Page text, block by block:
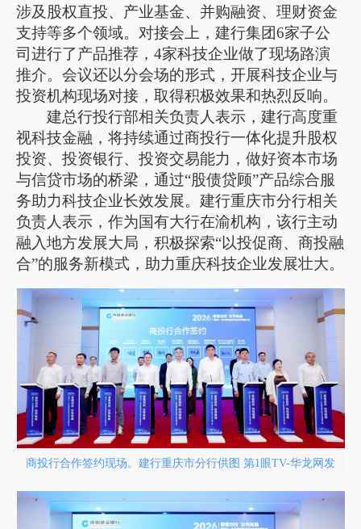
涉及股权直投、产业基金、并购融资、理财资金
支持等多个领域。对接会上，建行集团6家子公
司进行了产品推荐，4家科技企业做了现场路演
推介。会议还以分会场的形式，开展科技企业与
投资机构现场对接，取得积极效果和热烈反响。
建总行投行部相关负责人表示，建行高度重
视科技金融，将持续通过商投行一体化提升股权
投资、投资银行、投资交易能力，做好资本市场
与信贷市场的桥梁，通过“股债贷顾”产品综合服
务助力科技企业长效发展。建行重庆市分行相关
负责人表示，作为国有大行在渝机构，该行主动
融入地方发展大局，积极探索“以投促商、商投融
合”的服务新模式，助力重庆科技企业发展壮大。
商投行合作签约现场。建行重庆市分行供图 第1眼TV-华龙网发